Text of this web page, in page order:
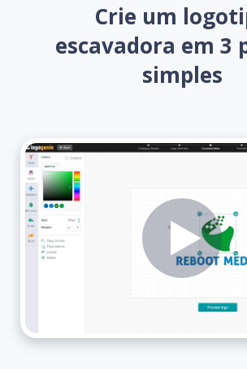
Crie um
escavadora em 3
simples